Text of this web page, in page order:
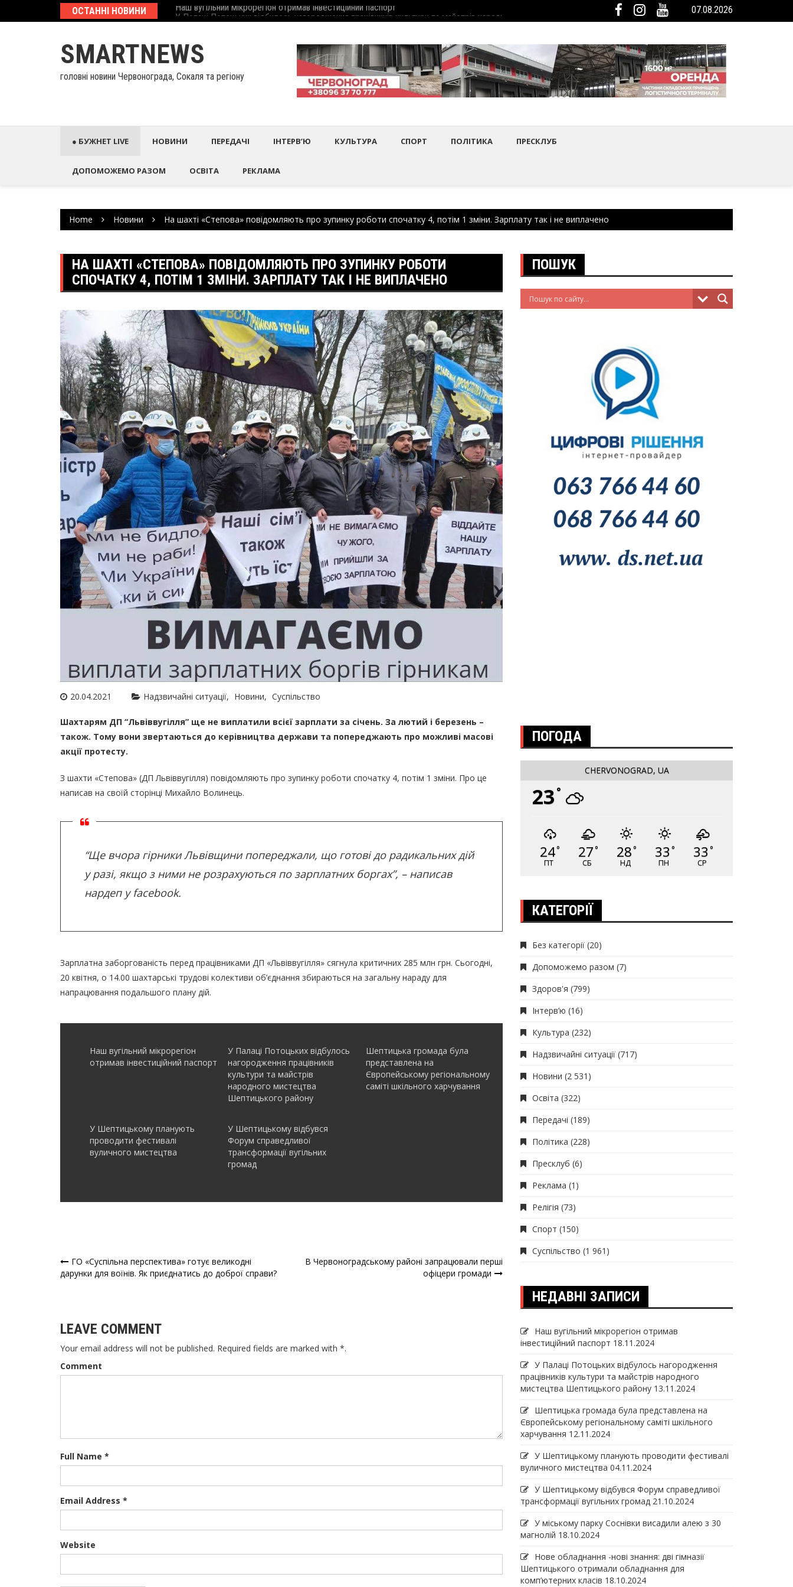
ОСТАННІ НОВИНИ У Палаці Потоцьких відбулось нагородження працівників культури та майстрів народного мистецтва Шептицького районуШептицька громада була представлена на Європейському регіональному
07.08.2026
SMARTNEWS
головні новини Червонограда, Сокаля та регіону
● БУЖНЕТ LIVE НОВИНИ ПЕРЕДАЧІ ІНТЕРВ’Ю КУЛЬТУРА СПОРТ ПОЛІТИКА ПРЕСКЛУБ
ДОПОМОЖЕМО РАЗОМ ОСВІТА РЕКЛАМА
Home Новини На шахті «Степова» повідомляють про зупинку роботи спочатку 4, потім 1 зміни. Зарплату так і не виплачено
НА ШАХТІ «СТЕПОВА» ПОВІДОМЛЯЮТЬ ПРО ЗУПИНКУ РОБОТИ
СПОЧАТКУ 4, ПОТІМ 1 ЗМІНИ. ЗАРПЛАТУ ТАК І НЕ ВИПЛАЧЕНО
20.04.2021 Надзвичайні ситуації Новини Суспільство
Шахтарям ДП “Львіввугілля” ще не виплатили всієї зарплати за січень. За лютий і березень –
також. Тому вони звертаються до керівництва держави та попереджають про можливі масові
акції протесту.
З шахти «Степова» (ДП Львіввугілля) повідомляють про зупинку роботи спочатку 4, потім 1 зміни. Про це
написав на своїй сторінці Михайло Волинець.
“Ще вчора гірники Львівщини попереджали, що готові до радикальних дій
у разі, якщо з ними не розрахуються по зарплатних боргах”, – написав
нардеп у facebook.
Зарплатна заборгованість перед працівниками ДП «Львіввугілля» сягнула критичних 285 млн грн. Сьогодні,
20 квітня, о 14.00 шахтарські трудові колективи об’єднання збираються на загальну нараду для
напрацювання подальшого плану дій.
Наш вугільний мікрорегіон
отримав інвеcтиційний паспорт
У Палаці Потоцьких відбулось
нагородження працівників
культури та майстрів
народного мистецтва
Шептицького району
Шептицька громада була
представлена на
Європейському регіональному
саміті шкільного харчування
У Шептицькому планують
проводити фестивалі
вуличного мистецтва
У Шептицькому відбувся
Форум справедливої
трансформації вугільних
громад
Навігація
ГО «Суспільна перспектива» готує великодні
дарунки для воїнів. Як приєднатись до доброї справи?
В Червоноградському районі запрацювали перші
офіцери громади
LEAVE COMMENT
Your email address will not be published. Required fields are marked with *.
Comment
Full Name *
Email Address *
Website
ПОШУК
ПОГОДА
CHERVONOGRAD, UA
23 °
24°
ПТ
27°
СБ
28°
НД
33 °
ПН
33 °
СР
КАТЕГОРІЇ
Без категорії (20)
Допоможемо разом (7)
Здоров'я (799)
Інтерв’ю (16)
Культура (232)
Надзвичайні ситуації (717)
Новини (2 531)
Освіта (322)
Передачі (189)
Політика (228)
Пресклуб (6)
Реклама (1)
Релігія (73)
Спорт (150)
Суспільство (1 961)
НЕДАВНІ ЗАПИСИ
Наш вугільний мікрорегіон отримав
інвеcтиційний паспорт 18.11.2024
У Палаці Потоцьких відбулось нагородження
працівників культури та майстрів народного
мистецтва Шептицького району 13.11.2024
Шептицька громада була представлена на
Європейському регіональному саміті шкільного
харчування 12.11.2024
У Шептицькому планують проводити фестивалі
вуличного мистецтва 04.11.2024
У Шептицькому відбувся Форум справедливої
трансформації вугільних громад 21.10.2024
У міському парку Соснівки висадили алею з 30
магнолій 18.10.2024
Нове обладнання -нові знання: дві гімназії
Шептицького отримали обладнання для
комп’ютерних класів 18.10.2024